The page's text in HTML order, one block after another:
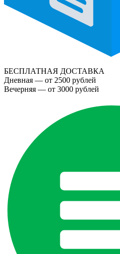
БЕСПЛАТНАЯ ДОСТАВКА
Дневная — от 2500 рублей
Вечерняя — от 3000 рублей